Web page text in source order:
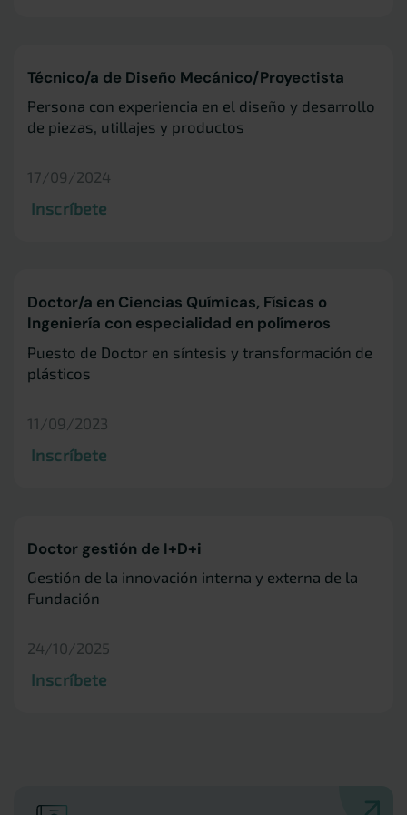
Técnico/a de Diseño Mecánico/Proyectista
Persona con experiencia en el diseño y desarrollo
de piezas, utillajes y productos
17/09/2024
Inscríbete
Doctor/a en Ciencias Químicas, Físicas o
Ingeniería con especialidad en polímeros
Puesto de Doctor en síntesis y transformación de
plásticos
11/09/2023
Inscríbete
Doctor gestión de I+D+i
Gestión de la innovación interna y externa de la
Fundación
24/10/2025
Inscríbete